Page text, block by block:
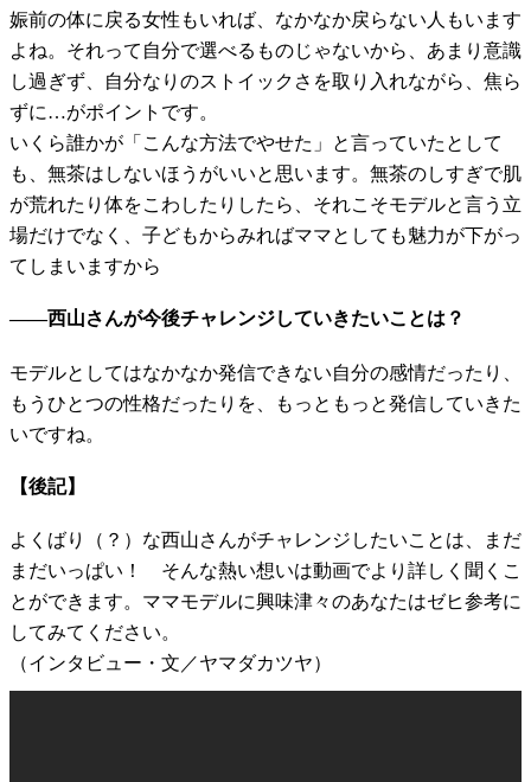
娠前の体に戻る女性もいれば、なかなか戻らない人もいます
よね。それって自分で選べるものじゃないから、あまり意識
し過ぎず、自分なりのストイックさを取り入れながら、焦ら
ずに…がポイントです。
いくら誰かが「こんな方法でやせた」と言っていたとして
も、無茶はしないほうがいいと思います。無茶のしすぎで肌
が荒れたり体をこわしたりしたら、それこそモデルと言う立
場だけでなく、子どもからみればママとしても魅力が下がっ
てしまいますから
――西山さんが今後チャレンジしていきたいことは？
モデルとしてはなかなか発信できない自分の感情だったり、
もうひとつの性格だったりを、もっともっと発信していきた
いですね。
【後記】
よくばり（？）な西山さんがチャレンジしたいことは、まだ
まだいっぱい！ そんな熱い想いは動画でより詳しく聞くこ
とができます。ママモデルに興味津々のあなたはゼヒ参考に
してみてください。
（インタビュー・文／ヤマダカツヤ）